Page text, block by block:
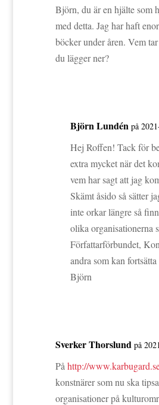
Björn, du är en hjälte som
med detta. Jag har haft
böcker under åren. Vem
du lägger ner?
Björn Lundén på
Hej Roffen! Tack för
extra mycket när det
vem har sagt att jag
Skämt åsido så sätter
inte orkar längre så
olika organisationerna
Författarförbundet,
andra som kan
Björn
Sverker Thorslund på
På http://
konstnärer som nu ska
organisationer på